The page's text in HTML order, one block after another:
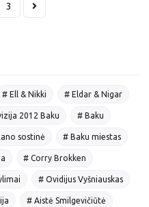
3
# Ell & Nikki # Eldar & Nigar
2012 Baku # Baku
sostinė # Baku miestas
# Corry Brokken
# Ovidijus Vyšniauskas
# Aistė Smilgevičiūtė